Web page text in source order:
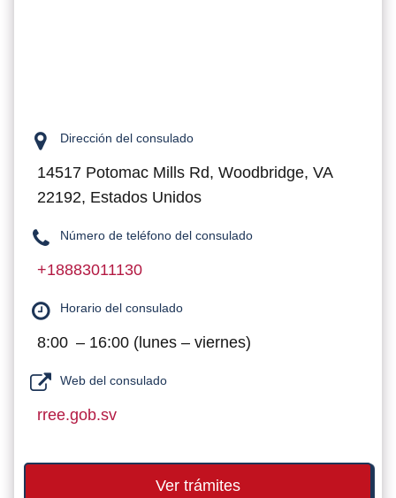
Dirección del consulado
14517 Potomac Mills Rd, Woodbridge, VA
22192, Estados Unidos
Número de teléfono del consulado
+18883011130
Horario del consulado
8:00 – 16:00 (lunes – viernes)
Web del consulado
rree.gob.sv
Ver trámites